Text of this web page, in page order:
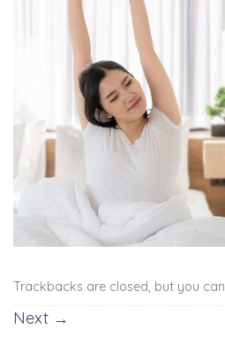
Trackbacks are closed, but you can
Next →